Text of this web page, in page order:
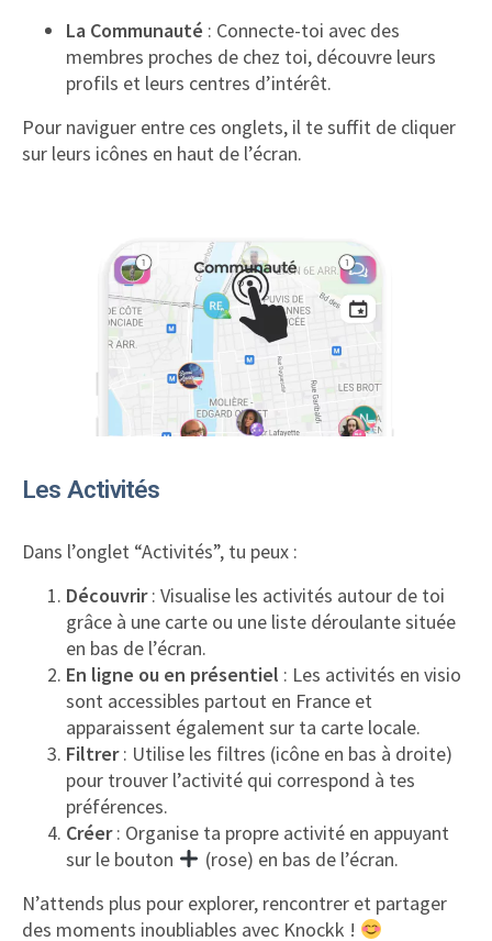
La Communauté : Connecte-toi avec des
membres proches de chez toi, découvre leurs
profils et leurs centres d’intérêt.
Pour naviguer entre ces onglets, il te suffit de cliquer
sur leurs icônes en haut de l’écran.
Les Activités
Dans l’onglet “Activités”, tu peux :
Découvrir: Visualise les activités autour de toi
grâce à une carte ou une liste déroulante située
en bas de l’écran.
En ligne ou en présentiel : Les activités en visio
sont accessibles partout en France et
apparaissent également sur ta carte locale.
Filtrer: Utilise les filtres (icône en bas à droite)
pour trouver l’activité qui correspond à tes
préférences.
Créer: Organise ta propre activité en appuyant
sur le bouton
(rose) en bas de l’écran.
N’attends plus pour explorer, rencontrer et partager
des moments inoubliables avec Knockk !